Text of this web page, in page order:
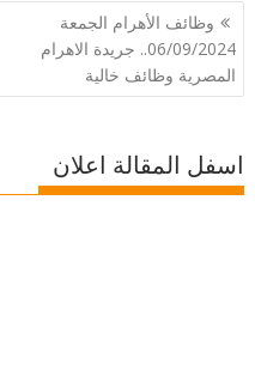
تصفّح
المقالات
وظائف الأهرام الجمعة
06/09/2024.. جريدة الاهرام
المصرية وظائف خالية
اسفل المقالة اعلان